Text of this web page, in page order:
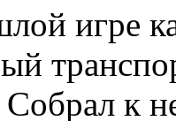
игре
Собрал к